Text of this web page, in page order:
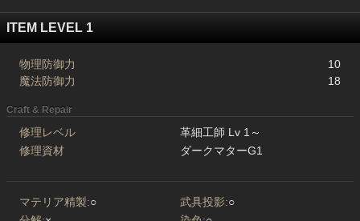
ITEM LEVEL 1
物理防御力
10
魔法防御力
18
Craft & Repair
修理レベル
革細工師 Lv 1～
修理資材
ダークマターG1
マテリア精製:○ 武具投影:○